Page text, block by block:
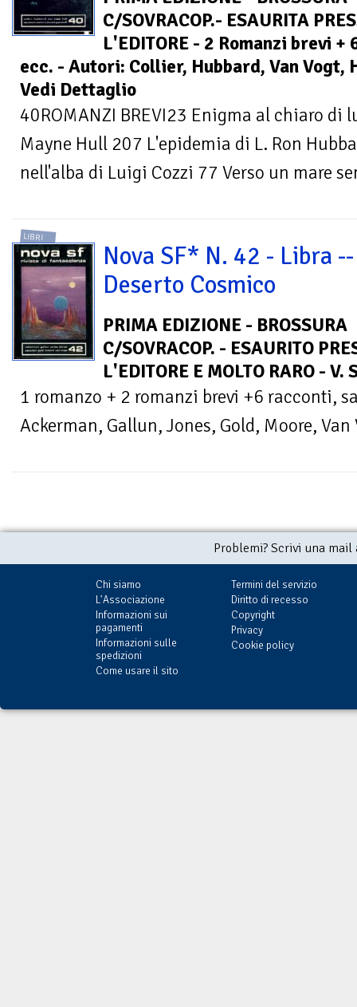
C/SOVRACOP.- ESAURITA
L'EDITORE - 2 Romanzi brevi
ecc. - Autori: Collier, Hubbard, Van Vogt,
Vedi Dettaglio
40ROMANZI BREVI23 Enigma al chiaro di
Mayne Hull 207 L'epidemia di L. Ron
nell'alba di Luigi Cozzi 77 Verso un mare
LIBRI
Nova SF* N. 42 - Libra --
Deserto Cosmico
PRIMA EDIZIONE - BROSSURA
C/SOVRACOP. - ESAURITO
L'EDITORE E MOLTO RARO -
1 romanzo + 2 romanzi brevi +6 racconti,
Ackerman, Gallun, Jones, Gold, Moore, Van
Problemi? Scrivi una
Chi siamo
L'Associazione
Informazioni sui
pagamenti
Informazioni sulle
spedizioni
Come usare il sito
Termini del servizio
Diritto di recesso
Copyright
Privacy
Cookie policy